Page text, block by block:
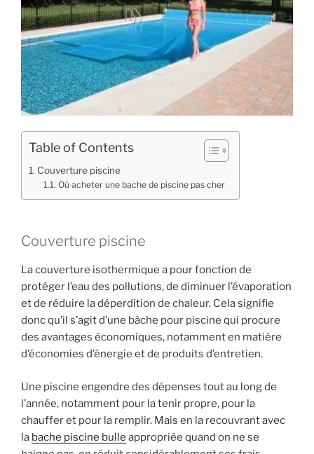
Table of Contents
Couverture piscine
Où acheter une bache de piscine pas cher
Couverture piscine
La couverture isothermique a pour fonction de
protéger l’eau des pollutions, de diminuer l’évaporation
et de réduire la déperdition de chaleur. Cela signifie
donc qu’il s’agit d’une bâche pour piscine qui procure
des avantages économiques, notamment en matière
d’économies d’énergie et de produits d’entretien.
Une piscine engendre des dépenses tout au long de
l’année, notamment pour la tenir propre, pour la
chauffer et pour la remplir. Mais en la recouvrant avec
la bache piscine bulle appropriée quand on ne se